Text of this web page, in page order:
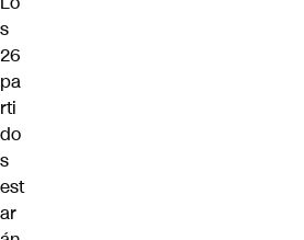
s
26
pa
rti
do
s
est
ar